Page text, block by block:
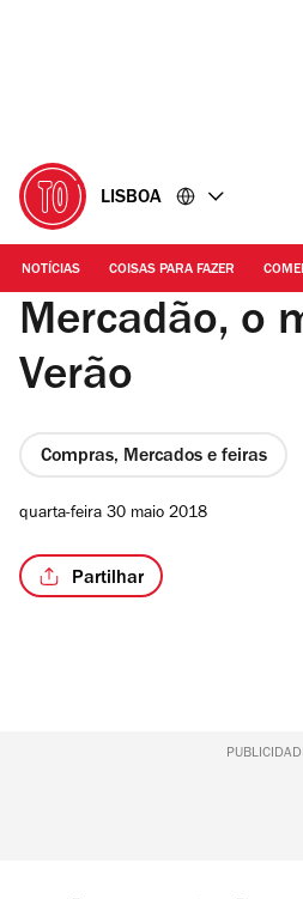
LISBOA
NOTÍCIAS COISAS PARA FAZER
Mercadão, o
Verão
Compras, Mercados e feiras
quarta-feira 30 maio 2018
Partilhar